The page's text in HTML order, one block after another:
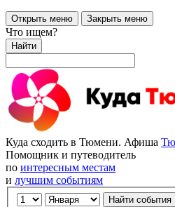
Открыть меню Закрыть меню
Что ищем?
Найти
Куда сходить в Тюмени. Афиша
Помощник и путеводитель
по интересным местам
и лучшим событиям